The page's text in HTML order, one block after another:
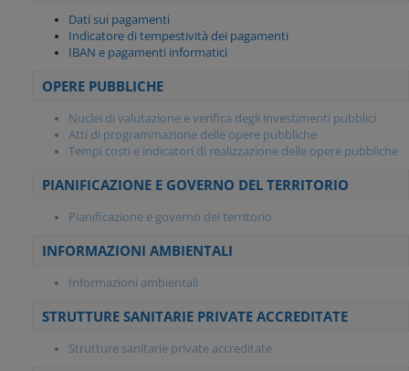
Dati sui pagamenti
Indicatore di tempestività dei pagamenti
IBAN e pagamenti informatici
OPERE PUBBLICHE
Nuclei di valutazione e verifica degli investimenti pubblici
Atti di programmazione delle opere pubbliche
Tempi costi e indicatori di realizzazione delle opere pubbliche
PIANIFICAZIONE E GOVERNO DEL TERRITORIO
Pianificazione e governo del territorio
INFORMAZIONI AMBIENTALI
Informazioni ambientali
STRUTTURE SANITARIE PRIVATE ACCREDITATE
Strutture sanitarie private accreditate